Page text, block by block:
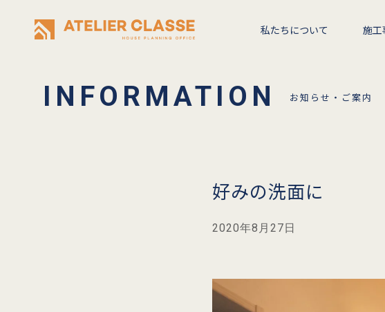
私たちについて 施工
お知らせ・ご案内
好みの洗面に
2020年8月27日